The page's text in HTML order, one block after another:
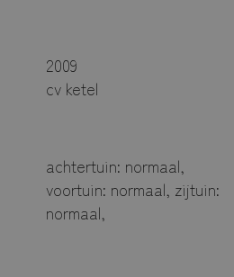
2009
cv ketel
achtertuin: normaal,
voortuin: normaal, zijtuin:
normaal,